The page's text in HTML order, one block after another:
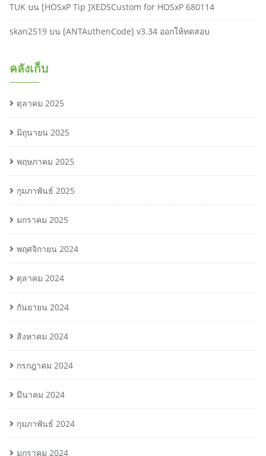
TUK บน [HOSxP Tip ]XEDSCustom for HOSxP 680114
skan2519 บน [ANTAuthenCode] v3.34 ออกให้ทดสอบ
คลังเก็บ
ตุลาคม 2025
มิถุนายน 2025
พฤษภาคม 2025
กุมภาพันธ์ 2025
มกราคม 2025
พฤศจิกายน 2024
ตุลาคม 2024
กันยายน 2024
สิงหาคม 2024
กรกฎาคม 2024
มีนาคม 2024
กุมภาพันธ์ 2024
มกราคม 2024